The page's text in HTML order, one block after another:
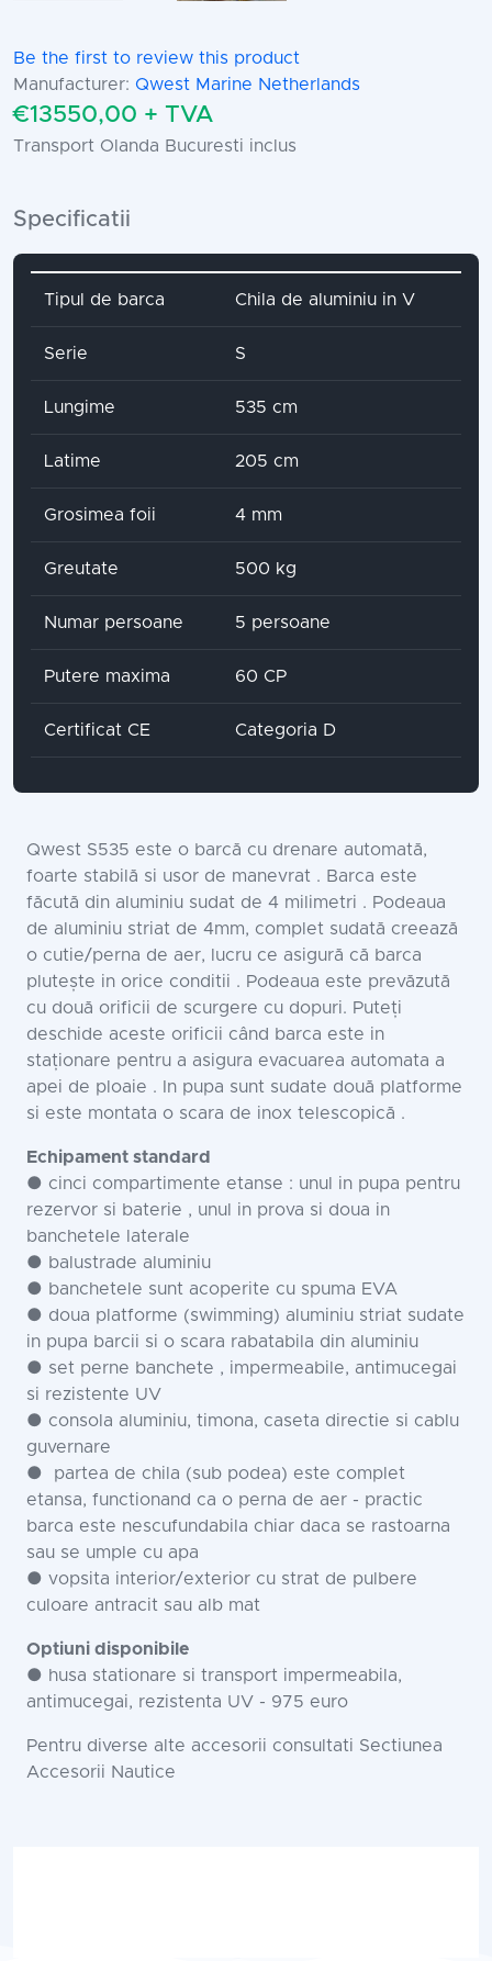
Be the first to review this product
Manufacturer: Qwest Marine Netherlands
€13550,00 + TVA
Transport Olanda Bucuresti inclus
Specificatii
Attribute name Attribute value
Tipul de barca Chila de aluminiu in V
Serie S
Lungime 535 cm
Latime 205 cm
Grosimea foii 4 mm
Greutate 500 kg
Numar persoane 5 persoane
Putere maxima 60 CP
Certificat CE Categoria D
Qwest S535 este o barcă cu drenare automată,
foarte stabilă si usor de manevrat . Barca este
făcută din aluminiu sudat de 4 milimetri . Podeaua
de aluminiu striat de 4mm, complet sudată creează
o cutie/perna de aer, lucru ce asigură că barca
plutește in orice conditii . Podeaua este prevăzută
cu două orificii de scurgere cu dopuri. Puteți
deschide aceste orificii când barca este in
staționare pentru a asigura evacuarea automata a
apei de ploaie . In pupa sunt sudate două platforme
si este montata o scara de inox telescopică .
Echipament standard
● cinci compartimente etanse : unul in pupa pentru
rezervor si baterie , unul in prova si doua in
banchetele laterale
● balustrade aluminiu
● banchetele sunt acoperite cu spuma EVA
● doua platforme (swimming) aluminiu striat sudate
in pupa barcii si o scara rabatabila din aluminiu
● set perne banchete , impermeabile, antimucegai
si rezistente UV
● consola aluminiu, timona, caseta directie si cablu
guvernare
● partea de chila (sub podea) este complet
etansa, functionand ca o perna de aer - practic
barca este nescufundabila chiar daca se rastoarna
sau se umple cu apa
● vopsita interior/exterior cu strat de pulbere
culoare antracit sau alb mat
Optiuni disponibile
● husa stationare si transport impermeabila,
antimucegai, rezistenta UV - 975 euro
Pentru diverse alte accesorii consultati Sectiunea
Accesorii Nautice